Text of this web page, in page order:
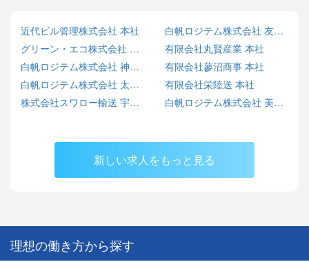
近代ビル管理株式会社 本社
グリーン・エコ株式会社 SARASHINA ECO BASE
白帆ロジテム株式会社 神栖営業所
白帆ロジテム株式会社 太田営業所
株式会社スワロー輸送 宇都宮センター
白帆ロジテム株式会社 友部営業所
有限会社丸賢産業 本社
有限会社蓼沼商事 本社
有限会社栄陸送 本社
白帆ロジテム株式会社 美野里営業所
新しい求人をもっと見る
理想の働き方から探す